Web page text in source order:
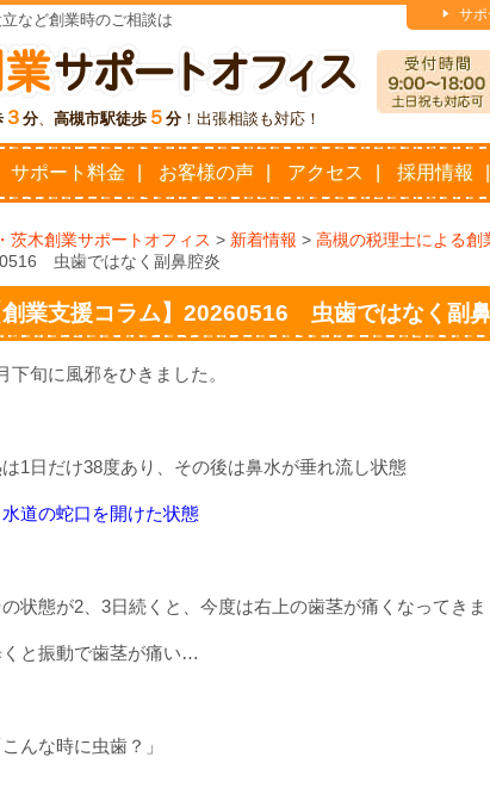
など創業時のご相談は
３ 分、 高槻市駅徒歩 ５ 分！出張相談も対応！
サ
サポート料金 お客様の声 アクセス 採用情報
茨木創業サポートオフィス > 新着情報 > 高槻の税理士による創
虫歯ではなく副鼻腔炎
創業支援コラム】20260516 虫歯ではなく副
下旬に風邪をひきました。
1 日だけ38度あり、その後は鼻水が垂れ流し状態
道の蛇口を開けた状態
の状態が2 3日続くと、今度は右上の歯茎が痛くなってきま
と振動で歯茎が痛い…
こんな時に虫歯？」